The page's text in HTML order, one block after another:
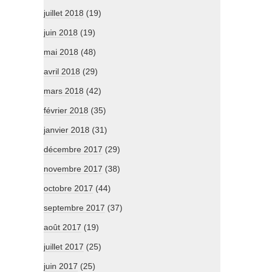
juillet 2018 (19)
juin 2018 (19)
mai 2018 (48)
avril 2018 (29)
mars 2018 (42)
février 2018 (35)
janvier 2018 (31)
décembre 2017 (29)
novembre 2017 (38)
octobre 2017 (44)
septembre 2017 (37)
août 2017 (19)
juillet 2017 (25)
juin 2017 (25)